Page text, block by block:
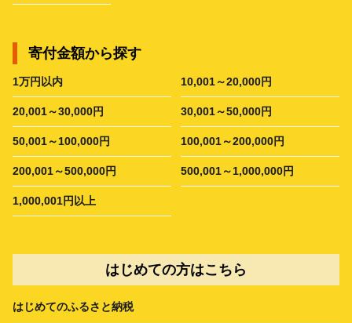
寄付金額から探す
1万円以内 10,001～20,000円
20,001～30,000円 30,001～50,000円
50,001～100,000円 100,001～200,000円
200,001～500,000円 500,001～1,000,000円
1,000,001円以上
はじめての方はこちら
はじめてのふるさと納税